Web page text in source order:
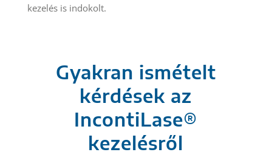
kezelés is indokolt.
Gyakran ismételt
kérdések az
IncontiLase®
kezelésről